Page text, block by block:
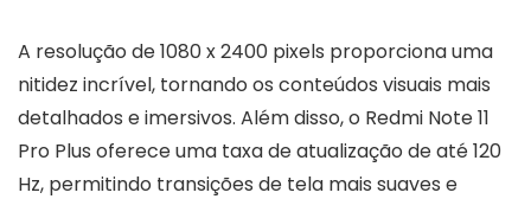
A resolução de 1080 x 2400 pixels proporciona uma
nitidez incrível, tornando os conteúdos visuais mais
detalhados e imersivos. Além disso, o Redmi Note 11
Pro Plus oferece uma taxa de atualização de até 120
Hz, permitindo transições de tela mais suaves e